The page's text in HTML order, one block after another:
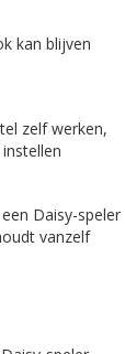
kan blijven
zelf werken,
Daisy-speler
vanzelf